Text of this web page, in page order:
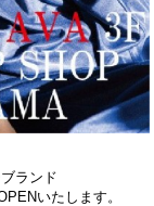
ランド
いたします。